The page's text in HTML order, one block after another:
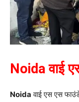
Noida वाई
Noida वाई एस एस